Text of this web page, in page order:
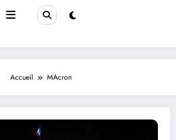
Accueil MAcron